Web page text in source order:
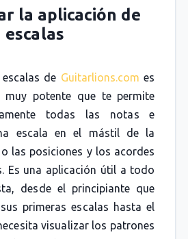
la aplicación de
escalas
de Guitarlions.com es
muy potente que te permite
todas las notas e
escala en el mástil de la
las posiciones y los acordes
Es una aplicación útil a todo
desde el principiante que
primeras escalas hasta el
visualizar los patrones